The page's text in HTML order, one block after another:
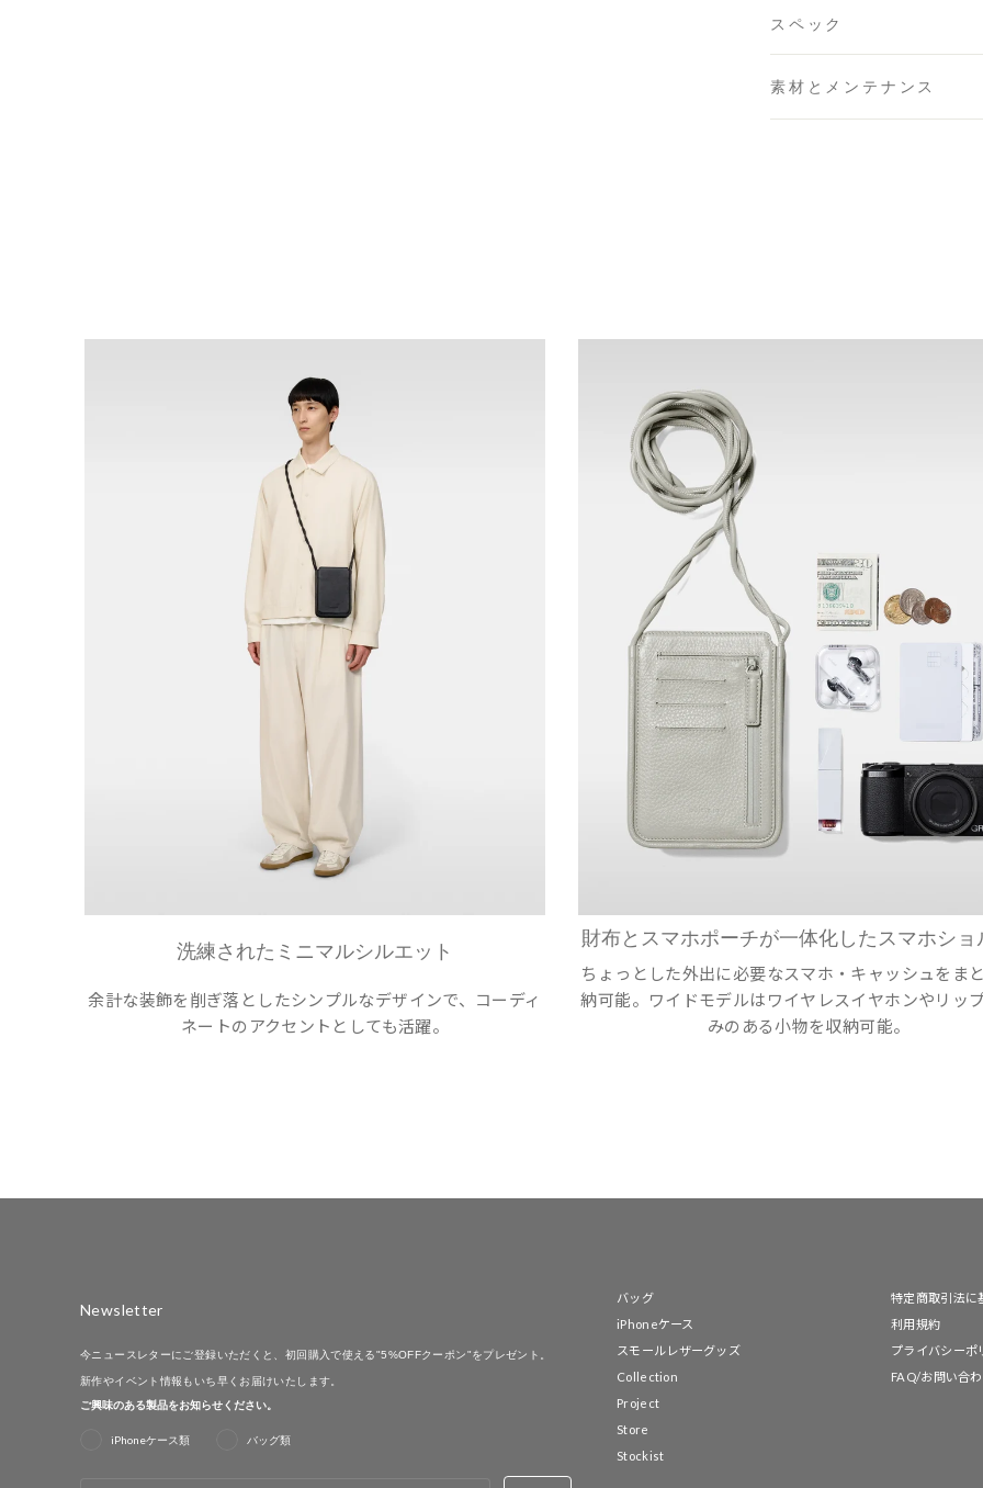
スペック
素材とメンテナンス
洗練されたミニマルシルエット
余計な装飾を削ぎ落としたシンプルなデザインで、コーディ
ネートのアクセントとしても活躍。
財布とスマホポーチが一体化したスマホショ
ちょっとした外出に必要なスマホ・キャッシュをま
納可能。ワイドモデルはワイヤレスイヤホンやリッ
みのある小物を収納可能。
Newsletter
今ニュースレターにご登録いただくと、初回購入で使える"5%OFFクーポン"をプレゼント。
新作やイベント情報もいち早くお届けいたします。
ご興味のある製品をお知らせください。
iPhoneケース類 バッグ類
バッグ
iPhoneケース
スモールレザーグッズ
Collection
Project
Store
Stockist
特定商取引法に
利用規約
プライバシーポ
FAQ/お問い合